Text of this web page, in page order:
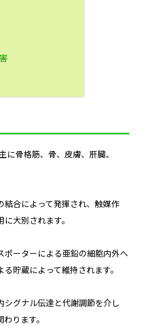
に骨格筋、骨、皮膚、肝臓、
結合によって発揮され、触媒作
大別されます。
ポーターによる亜鉛の細胞内外へ
貯蔵によって維持されます。
シグナル伝達と代謝調節を介し
ります。